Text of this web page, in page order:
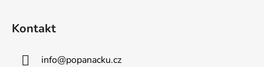
Kontakt
info@popanacku.cz